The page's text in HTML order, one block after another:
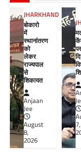
JHARKHAND
बोकारो
में
स्थानांतरण
को
लेकर
राज्यपाल
से
शिकायत
Anjaan
Jee
August
8,
2026
7,